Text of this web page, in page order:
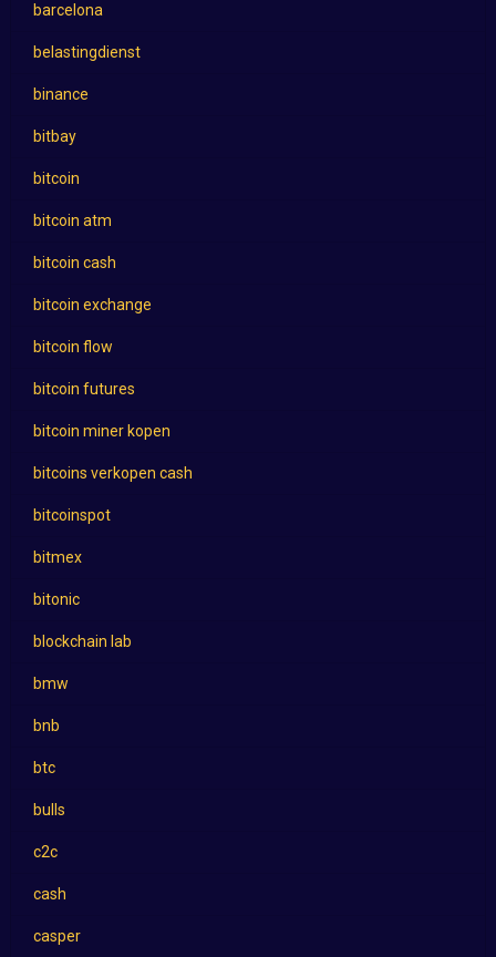
barcelona
belastingdienst
binance
bitbay
bitcoin
bitcoin atm
bitcoin cash
bitcoin exchange
bitcoin flow
bitcoin futures
bitcoin miner kopen
bitcoins verkopen cash
bitcoinspot
bitmex
bitonic
blockchain lab
bmw
bnb
btc
bulls
c2c
cash
casper